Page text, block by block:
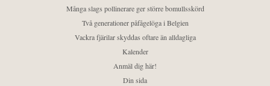
Många slags pollinerare ger större bomullsskörd
Två generationer påfågelöga i Belgien
Vackra fjärilar skyddas oftare än alldagliga
Kalender
Anmäl dig här!
Din sida